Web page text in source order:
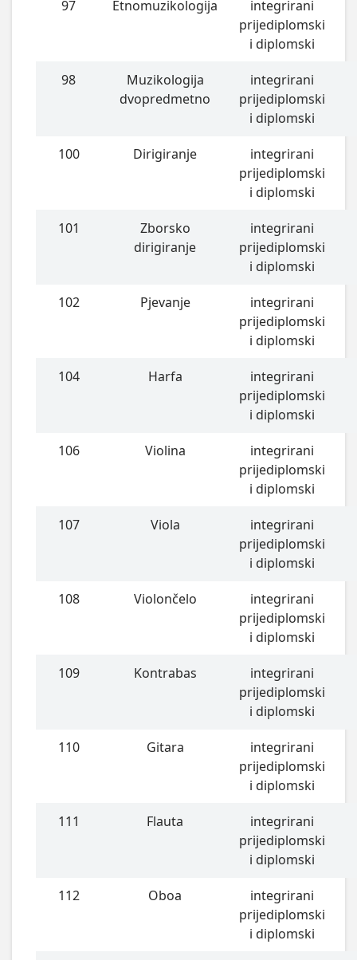
97 Etnomuzikologija
integrirani
prijediplomski
i diplomski
98
Muzikologija
dvopredmetno
integrirani
prijediplomski
i diplomski
100 Dirigiranje
integrirani
prijediplomski
i diplomski
101
Zborsko
dirigiranje
integrirani
prijediplomski
i diplomski
102 Pjevanje
integrirani
prijediplomski
i diplomski
104 Harfa
integrirani
prijediplomski
i diplomski
106 Violina
integrirani
prijediplomski
i diplomski
107 Viola
integrirani
prijediplomski
i diplomski
108 Violončelo
integrirani
prijediplomski
i diplomski
109 Kontrabas
integrirani
prijediplomski
i diplomski
110 Gitara
integrirani
prijediplomski
i diplomski
111 Flauta
integrirani
prijediplomski
i diplomski
112 Oboa
integrirani
prijediplomski
i diplomski